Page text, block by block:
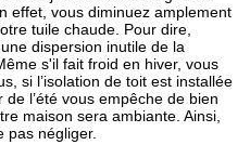
effet, vous diminuez amplement
tuile chaude. Pour dire,
dispersion inutile de la
s'il fait froid en hiver, vous
si l’isolation de toit est installée
l’été vous empêche de bien
maison sera ambiante. Ainsi,
pas négliger.